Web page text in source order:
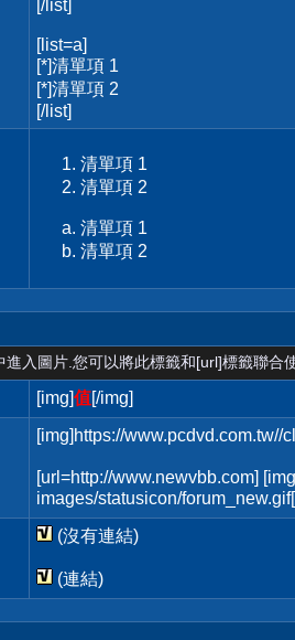
[/list]
[list=a]
[*]清單項 1
[*]清單項 2
[/list]
清單項 1
清單項 2
清單項 1
清單項 2
進入圖片.您可以將此標籤和[url]標籤聯合
[img]值[/img]
[img]https://www.pcdvd.com.tw//
[url=http://www.newvbb.com]
images/statusicon/
(沒有連結)
(連結)